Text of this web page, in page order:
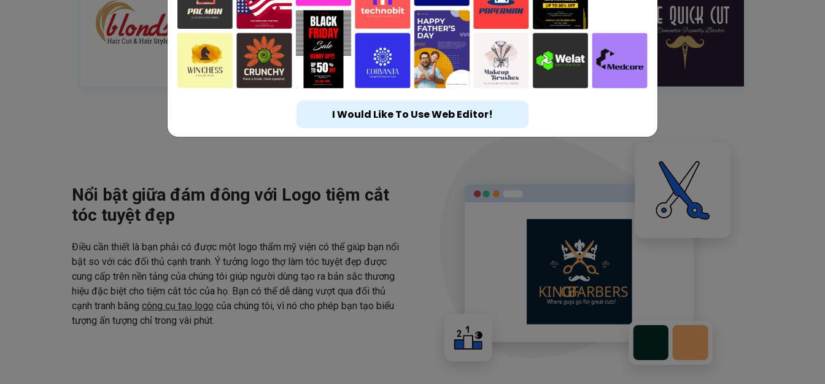
Nổi bật giữa đám đông với Logo tiệm cắt
tóc tuyệt đẹp
Điều cần thiết là bạn phải có được một logo thẩm mỹ viện có thể giúp bạn nổi
bật so với các đối thủ cạnh tranh. Ý tưởng logo thợ làm tóc tuyệt đẹp được
cung cấp trên nền tảng của chúng tôi giúp người dùng tạo ra bản sắc thương
hiệu đặc biệt cho tiệm cắt tóc của họ. Bạn có thể dễ dàng vượt qua đối thủ
cạnh tranh bằng công cụ tạo logo của chúng tôi, vì nó cho phép bạn tạo biểu
tượng ấn tượng chỉ trong vài phút.
I Would Like To Use Web Editor!